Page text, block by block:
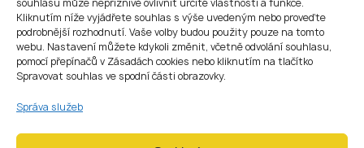
souhlasu může nepříznivě ovlivnit určité vlastnosti a funkce.
Kliknutím níže vyjádřete souhlas s výše uvedeným nebo proveďte
podrobnější rozhodnutí. Vaše volby budou použity pouze na tomto
webu. Nastavení můžete kdykoli změnit, včetně odvolání souhlasu,
pomocí přepínačů v Zásadách cookies nebo kliknutím na tlačítko
Spravovat souhlas ve spodní části obrazovky.
Správa služeb
kryptospolečnosti v České republice:
EU passporting podle MiCA
silnou reputaci u investorů a partnerů
přístup na jednotný trh EU
předvídatelné korporátní a daňové prostředí
Nákladová efektivita ve srovnání s jinými EU huby
Dalším důvodem, proč se Česká republika stává jedním z
hlavních kryptohubů v EU, je struktura nákladů. Ve srovnání se